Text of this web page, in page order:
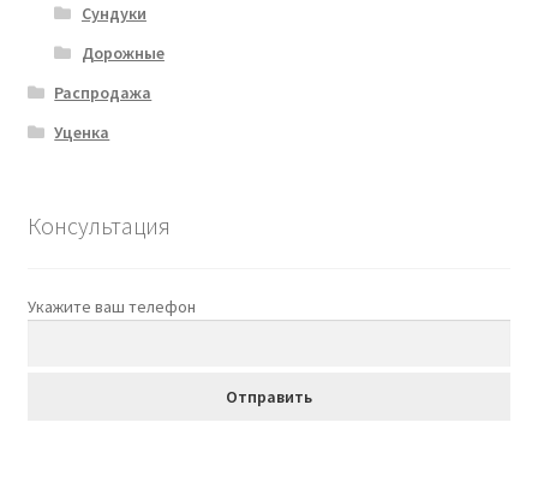
Сундуки
Дорожные
Распродажа
Уценка
Консультация
Укажите ваш телефон